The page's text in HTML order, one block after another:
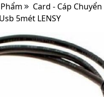
Card - Cáp
5mét LENSY